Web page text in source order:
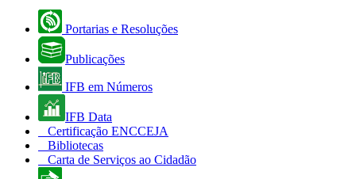
Portarias e Resoluções
Publicações
IFB em Números
IFB Data
Certificação ENCCEJA
Bibliotecas
Carta de Serviços ao Cidadão